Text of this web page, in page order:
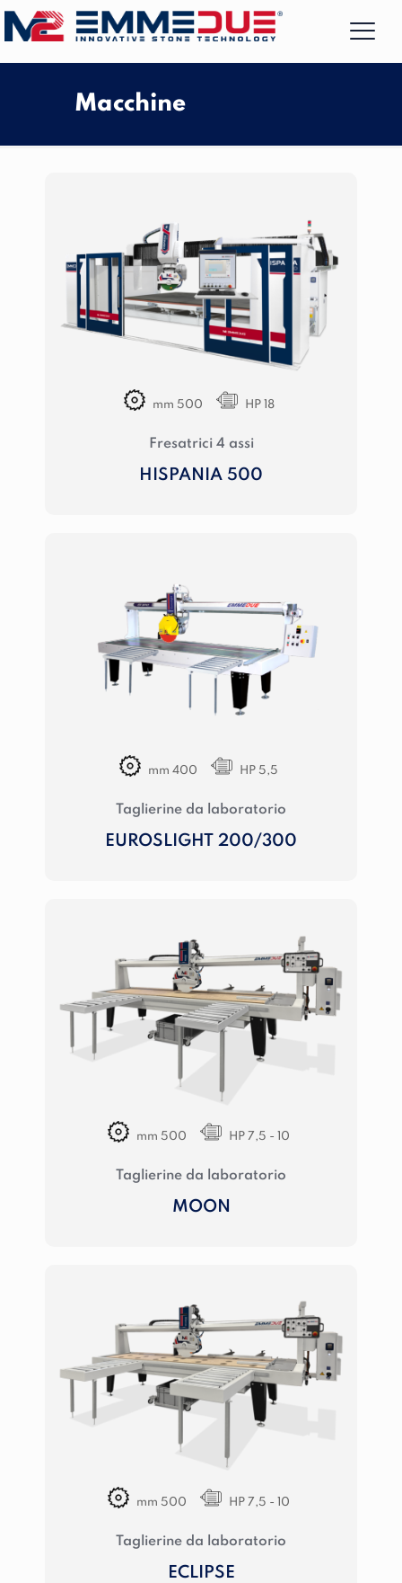
Macchine
mm 500 HP 18
Fresatrici 4 assi
HISPANIA 500
mm 400 HP 5,5
Taglierine da laboratorio
EUROSLIGHT 200/300
mm 500 HP 7,5 - 10
Taglierine da laboratorio
MOON
mm 500 HP 7,5 - 10
Taglierine da laboratorio
ECLIPSE